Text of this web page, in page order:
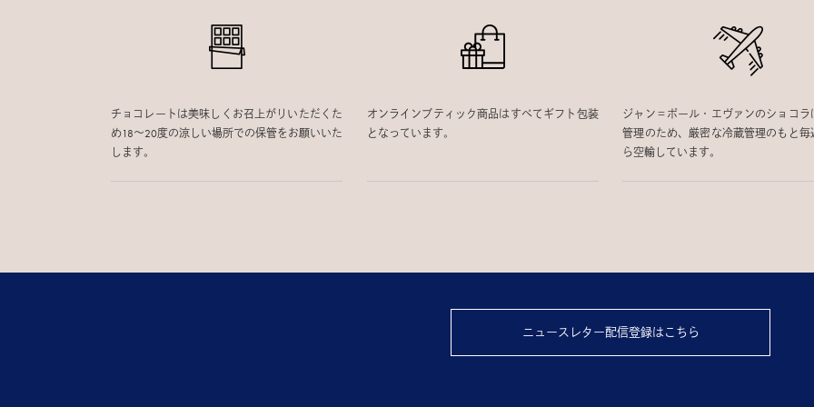
チョコレートは美味しくお召上がりいただくた
め18〜20度の涼しい場所での保管をお願いいた
します。
オンラインブティック商品はすべてギフト包装
となっています。
ジャン＝ポール・エヴァンのショコラ
管理のため、厳密な冷蔵管理のもと毎
ら空輸しています。
ニュースレター配信登録はこちら